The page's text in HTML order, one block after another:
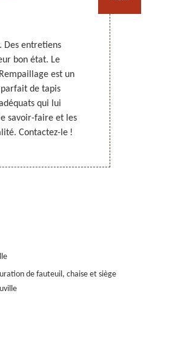
Des entretiens
bon état. Le
est un
de tapis
qui lui
savoir-faire et les
Contactez-le !
de fauteuil, chaise et siège